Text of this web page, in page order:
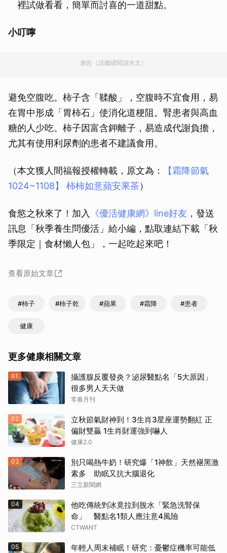
裡試做看看，簡單而討喜的一道甜點。
小叮嚀
廣告（請繼續閱讀本文）
避免空腹吃。柿子含「鞣酸」，空腹時不宜食用，易
在胃中形成「胃柿石」使消化道梗阻。腎患者與高血
糖的人少吃。柿子因富含鉀離子，易造成代謝負擔，
尤其有使用利尿劑的患者不建議食用。
（本文獲人間福報授權轉載，原文為：
【霜降節氣
1024~1108】 柿柿如意蘋安果茶）
食慾之秋來了！加入 《優活健康網》line好友 ，發送
訊息「秋季養生問優活」給小編，點取連結下載「秋
季限定｜食材懶人包」，一起吃起來吧！
查看原始文章
#柿子 #柿子乾 #蘋果 #霜降 #患者
健康
更多健康相關文章
01
攝護腺反覆發炎？泌尿醫點名「5大原因」
很多男人天天做
常春月刊
02
立秋節氣財神到！3生肖3星座運勢翻紅 正
偏財雙贏 1生肖財運強到嚇人
健康2.0
03
別只喝熱牛奶！研究爆「1神飲」天然褪黑激
素多 助眠又抗大腦退化
三立新聞網
04
他吃傳統剉冰竟拉到脫水「緊急洗腎保
命」 醫點名1類人應注意4風險
CTWANT
05
年輕人周末補眠！研究：憂鬱症機率可能低